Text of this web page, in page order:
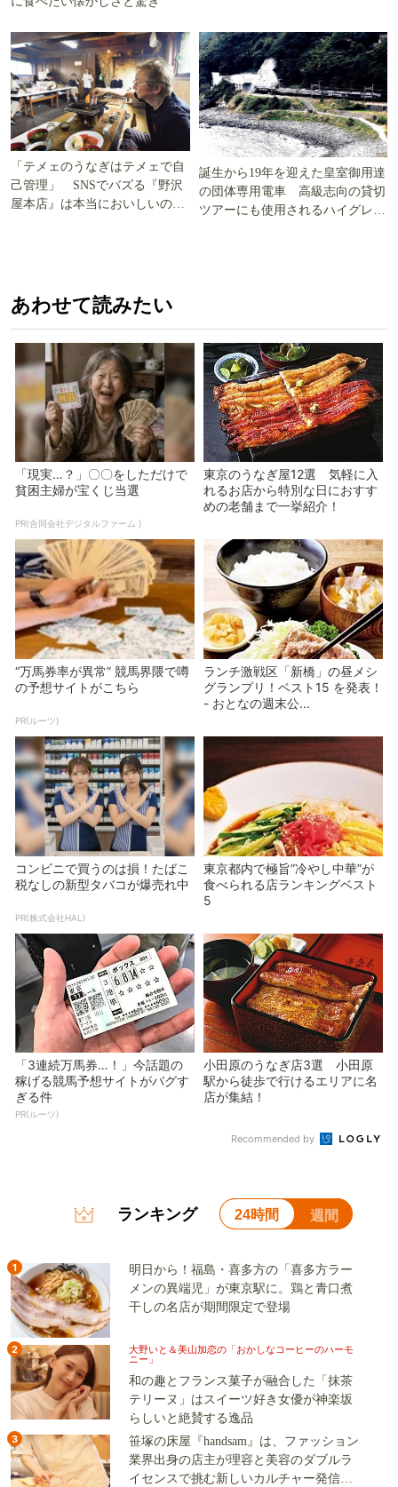
「テメェのうなぎはテメェで自
己管理」 SNSでバズる『野沢
屋本店』は本当においしいの
誕生から19年を迎えた皇室御用達
の団体専用電車 高級志向の貸切
ツアーにも使用されるハイグレー
あわせて読みたい
「現実…？」〇〇をしただけで
貧困主婦が宝くじ当選
PR(合同会社デジタルファーム )
東京のうなぎ屋12選 気軽に入
れるお店から特別な日におすす
めの老舗まで一挙紹介！
“万馬券率が異常” 競馬界隈で噂
の予想サイトがこちら
PR(ルーツ)
ランチ激戦区「新橋」の昼メシ
グランプリ！ベスト15 を発表！
- おとなの週末公...
コンビニで買うのは損！たばこ
税なしの新型タバコが爆売れ中
PR(株式会社HAL)
東京都内で極旨”冷やし中華”が
食べられる店ランキングベスト
5
「3連続万馬券…！」今話題の
稼げる競馬予想サイトがバグす
ぎる件
PR(ルーツ)
小田原のうなぎ店3選 小田原
駅から徒歩で行けるエリアに名
店が集結！
Recommended by
ランキング 24時間 週間
1
明日から！福島・喜多方の「喜多方ラー
メンの異端児」が東京駅に。鶏と青口煮
干しの名店が期間限定で登場
2
大野いと＆美山加恋の「おかしなコーヒーのハーモ
ニー」
和の趣とフランス菓子が融合した「抹茶
テリーヌ」はスイーツ好き女優が神楽坂
らしいと絶賛する逸品
3
笹塚の床屋『handsam』は、ファッション
業界出身の店主が理容と美容のダブルラ
イセンスで挑む新しいカルチャー発信基